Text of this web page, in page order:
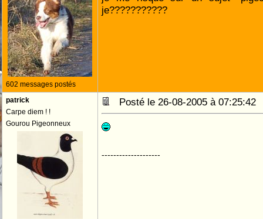
602 messages postés
je???????????
patrick
Carpe diem ! !
Gourou Pigeonneux
Posté le 26-08-2005 à
--------------------